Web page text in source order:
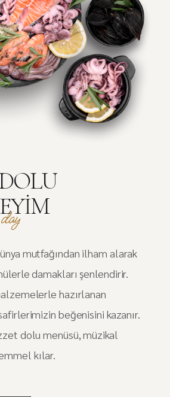
mutfağından ilham alarak
damakları şenlendirir.
hazırlanan
beğenisini kazanır.
dolu menüsü, müzikal
kılar.